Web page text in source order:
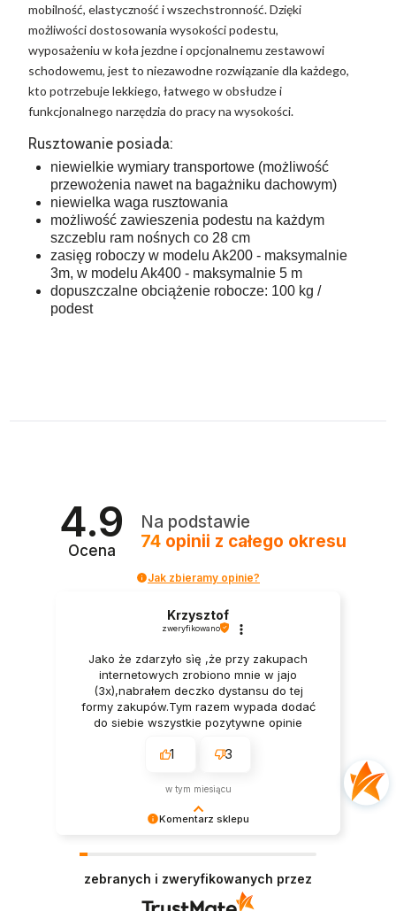
mobilność, elastyczność i wszechstronność. Dzięki
możliwości dostosowania wysokości podestu,
wyposażeniu w koła jezdne i opcjonalnemu zestawowi
schodowemu, jest to niezawodne rozwiązanie dla każdego,
kto potrzebuje lekkiego, łatwego w obsłudze i
funkcjonalnego narzędzia do pracy na wysokości.
Rusztowanie posiada:
niewielkie wymiary transportowe (możliwość
przewożenia nawet na bagażniku dachowym)
niewielka waga rusztowania
możliwość zawieszenia podestu na każdym
szczeblu ram nośnych co 28 cm
zasięg roboczy w modelu Ak200 - maksymalnie
3m, w modelu Ak400 - maksymalnie 5 m
dopuszczalne obciążenie robocze: 100 kg /
podest
4.9
Ocena
Na podstawie
74 opinii z całego okresu
Jak zbieramy opinie?
Komentarz sklepu
jak Ty. Z pozdrowieniami, obsługa sklepu.
Krzysztof
zweryfikowano
Jako że zdarzyło sìę ,że przy zakupach
internetowych zrobiono mnie w jajo
(3x),nabrałem deczko dystansu do tej
formy zakupów.Tym razem wypada dodać
do siebie wszystkie pozytywne opinie
o wyborze Was i waszej oferty. Ja
zastrzeżeń.Pan we Firmie wytłumaczył
Pan kurier dostarczył w punkt.Towar był
1 3
w tym miesiącu
zebranych i zweryfikowanych przez